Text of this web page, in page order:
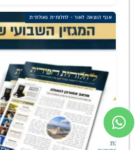
אגף הוצאה לאור - לחלוחית גאולתית